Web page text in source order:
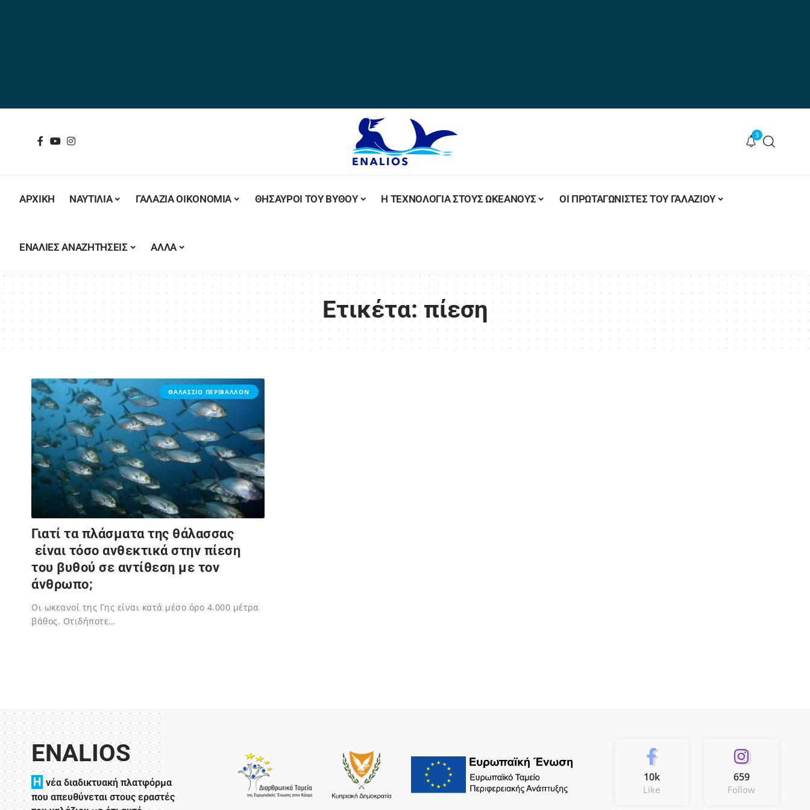
3
ΑΡΧΙΚΗ ΝΑΥΤΙΛΙΑ ΓΑΛΑΖΙΑ ΟΙΚΟΝΟΜΙΑ ΘΗΣΑΥΡΟΙ ΤΟΥ ΒΥΘΟΥ Η ΤΕΧΝΟΛΟΓΙΑ ΣΤΟΥΣ ΩΚΕΑΝΟΥΣ ΟΙ ΠΡΩΤΑΓΩΝΙΣΤΕΣ ΤΟΥ ΓΑΛΑΖΙΟΥ
ΕΝΑΛΙΕΣ ΑΝΑΖΗΤΗΣΕΙΣ ΑΛΛΑ
Ετικέτα:πίεση
ΘΑΛΑΣΣΙΟ ΠΕΡΙΒΑΛΛΟΝ
Γιατί τα πλάσματα της θάλασσας
είναι τόσο ανθεκτικά στην πίεση
του βυθού σε αντίθεση με τον
άνθρωπο;
Οι ωκεανοί της Γης είναι κατά μέσο όρο 4.000 μέτρα
βάθος. Oτιδήποτε…
ENALIOS
H νέα διαδικτυακή πλατφόρμα
που απευθύνεται στους εραστές
10k
Like
659
Follow